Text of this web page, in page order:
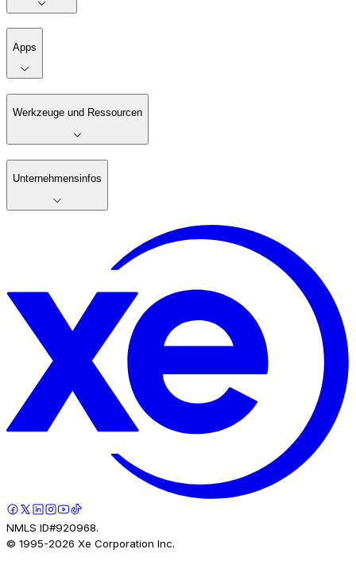
Apps
Werkzeuge und Ressourcen
Unternehmensinfos
NMLS ID#920968.
© 1995-2026 Xe Corporation Inc.